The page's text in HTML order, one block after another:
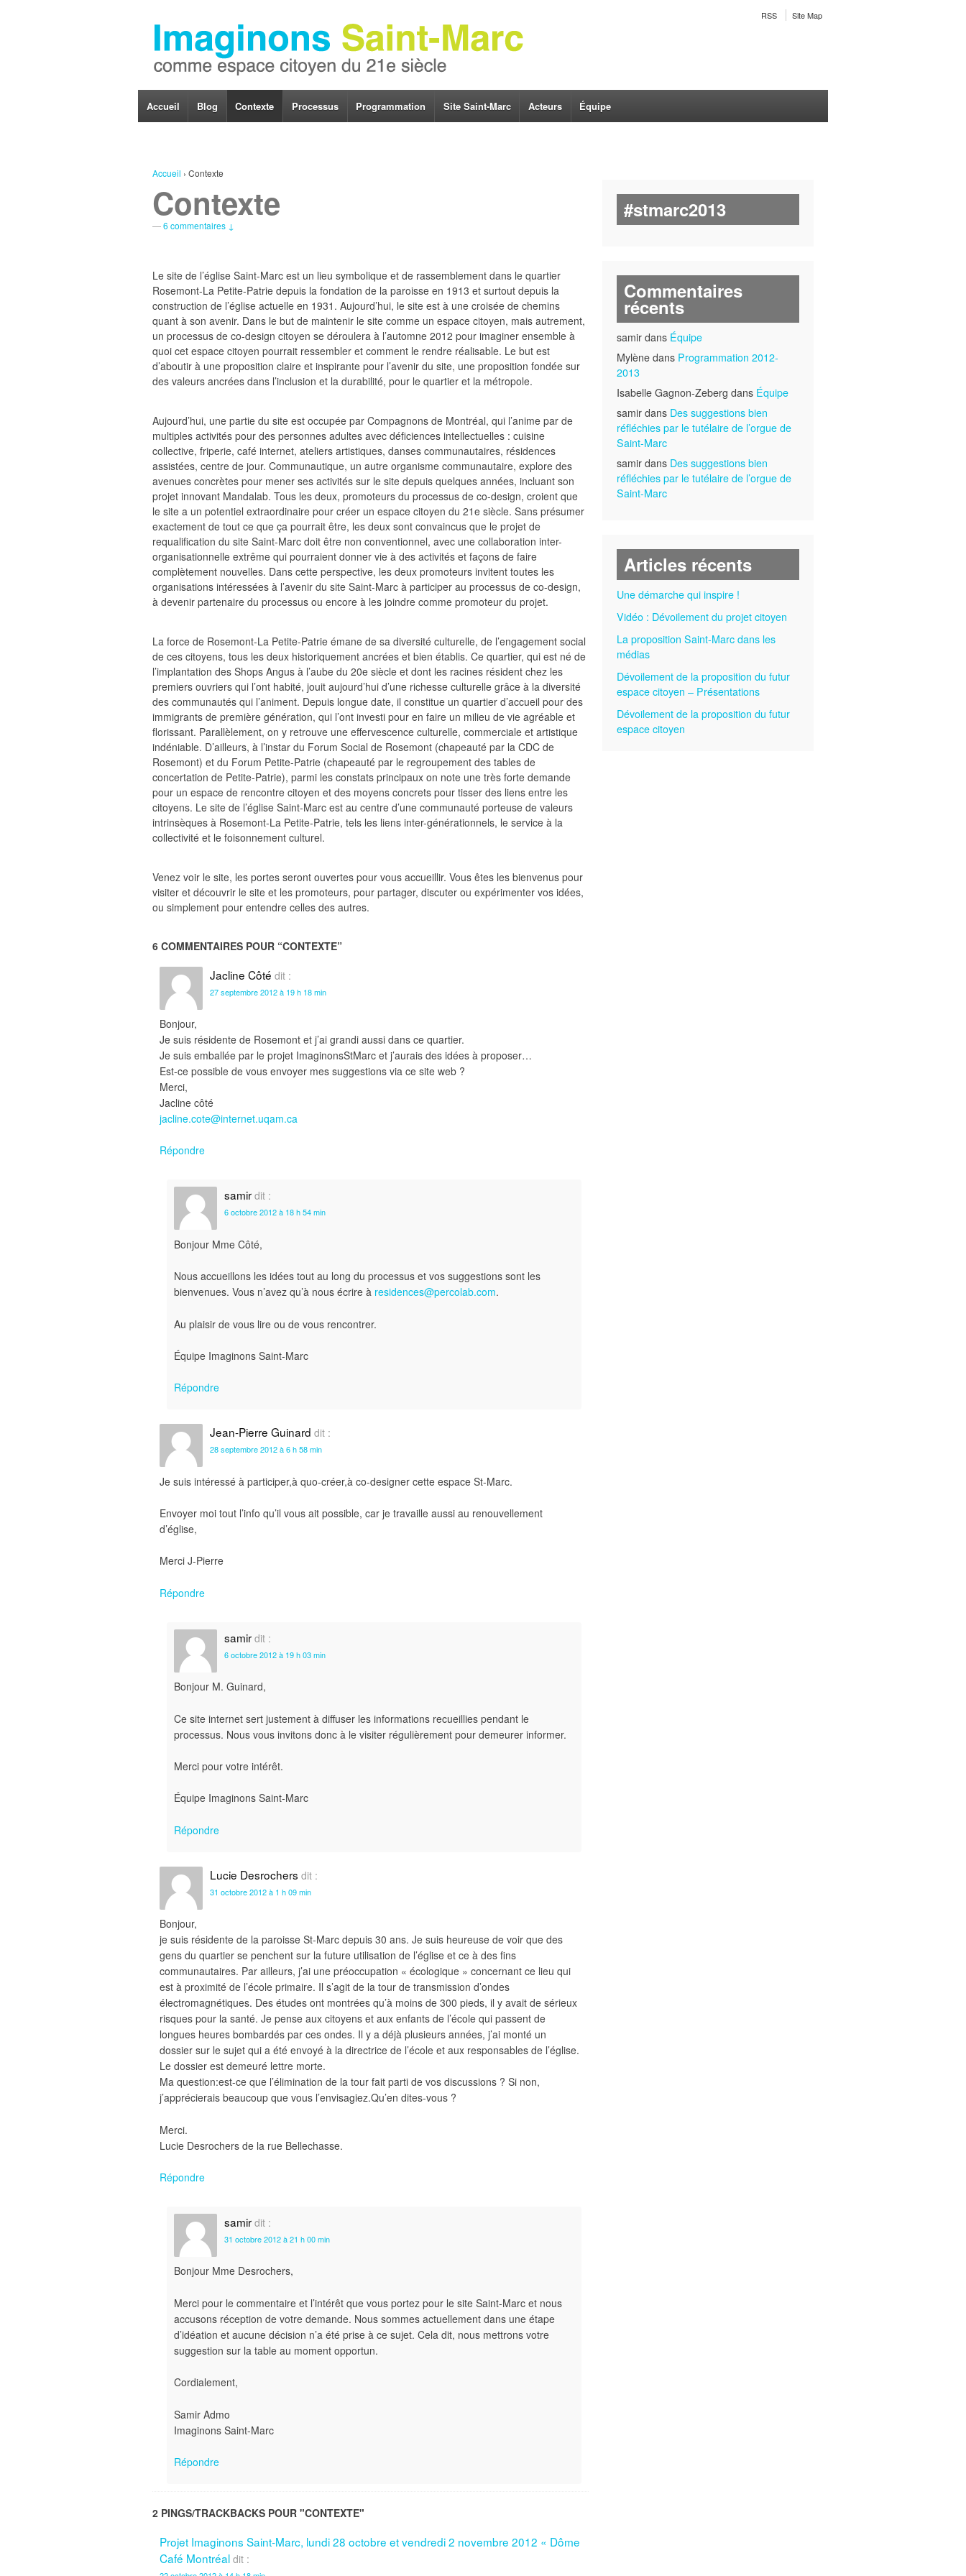
RSS Site Map
Accueil Blog Contexte Processus Programmation Site Saint-Marc Acteurs Équipe
Accueil › Contexte
Contexte
—6 commentaires ↓
Le site de l’église Saint-Marc est un lieu symbolique et de rassemblement dans le quartier
Rosemont-La Petite-Patrie depuis la fondation de la paroisse en 1913 et surtout depuis la
construction de l’église actuelle en 1931. Aujourd’hui, le site est à une croisée de chemins
quant à son avenir. Dans le but de maintenir le site comme un espace citoyen, mais autrement,
un processus de co-design citoyen se déroulera à l’automne 2012 pour imaginer ensemble à
quoi cet espace citoyen pourrait ressembler et comment le rendre réalisable. Le but est
d’aboutir à une proposition claire et inspirante pour l’avenir du site, une proposition fondée sur
des valeurs ancrées dans l’inclusion et la durabilité, pour le quartier et la métropole.
Aujourd’hui, une partie du site est occupée par Compagnons de Montréal, qui l’anime par de
multiples activités pour des personnes adultes avec déficiences intellectuelles : cuisine
collective, friperie, café internet, ateliers artistiques, danses communautaires, résidences
assistées, centre de jour. Communautique, un autre organisme communautaire, explore des
avenues concrètes pour mener ses activités sur le site depuis quelques années, incluant son
projet innovant Mandalab. Tous les deux, promoteurs du processus de co-design, croient que
le site a un potentiel extraordinaire pour créer un espace citoyen du 21e siècle. Sans présumer
exactement de tout ce que ça pourrait être, les deux sont convaincus que le projet de
requalification du site Saint-Marc doit être non conventionnel, avec une collaboration inter-
organisationnelle extrême qui pourraient donner vie à des activités et façons de faire
complètement nouvelles. Dans cette perspective, les deux promoteurs invitent toutes les
organisations intéressées à l’avenir du site Saint-Marc à participer au processus de co-design,
à devenir partenaire du processus ou encore à les joindre comme promoteur du projet.
La force de Rosemont-La Petite-Patrie émane de sa diversité culturelle, de l’engagement social
de ces citoyens, tous les deux historiquement ancrées et bien établis. Ce quartier, qui est né de
l’implantation des Shops Angus à l’aube du 20e siècle et dont les racines résident chez les
premiers ouvriers qui l’ont habité, jouit aujourd’hui d’une richesse culturelle grâce à la diversité
des communautés qui l’animent. Depuis longue date, il constitue un quartier d’accueil pour des
immigrants de première génération, qui l’ont investi pour en faire un milieu de vie agréable et
florissant. Parallèlement, on y retrouve une effervescence culturelle, commerciale et artistique
indéniable. D’ailleurs, à l’instar du Forum Social de Rosemont (chapeauté par la CDC de
Rosemont) et du Forum Petite-Patrie (chapeauté par le regroupement des tables de
concertation de Petite-Patrie), parmi les constats principaux on note une très forte demande
pour un espace de rencontre citoyen et des moyens concrets pour tisser des liens entre les
citoyens. Le site de l’église Saint-Marc est au centre d’une communauté porteuse de valeurs
intrinsèques à Rosemont-La Petite-Patrie, tels les liens inter-générationnels, le service à la
collectivité et le foisonnement culturel.
Venez voir le site, les portes seront ouvertes pour vous accueillir. Vous êtes les bienvenus pour
visiter et découvrir le site et les promoteurs, pour partager, discuter ou expérimenter vos idées,
ou simplement pour entendre celles des autres.
6 COMMENTAIRES POUR “CONTEXTE”
Jacline Côté dit :
27 septembre 2012 à 19 h 18 min
Bonjour,
Je suis résidente de Rosemont et j’ai grandi aussi dans ce quartier.
Je suis emballée par le projet ImaginonsStMarc et j’aurais des idées à proposer…
Est-ce possible de vous envoyer mes suggestions via ce site web ?
Merci,
Jacline côté
jacline.cote@internet.uqam.ca
Répondre
samir dit :
6 octobre 2012 à 18 h 54 min
Bonjour Mme Côté,
Nous accueillons les idées tout au long du processus et vos suggestions sont les
bienvenues. Vous n’avez qu’à nous écrire à residences@percolab.com.
Au plaisir de vous lire ou de vous rencontrer.
Équipe Imaginons Saint-Marc
Répondre
Jean-Pierre Guinard dit :
28 septembre 2012 à 6 h 58 min
Je suis intéressé à participer,à quo-créer,à co-designer cette espace St-Marc.
Envoyer moi tout l’info qu’il vous ait possible, car je travaille aussi au renouvellement
d’église,
Merci J-Pierre
Répondre
samir dit :
6 octobre 2012 à 19 h 03 min
Bonjour M. Guinard,
Ce site internet sert justement à diffuser les informations recueillies pendant le
processus. Nous vous invitons donc à le visiter régulièrement pour demeurer informer.
Merci pour votre intérêt.
Équipe Imaginons Saint-Marc
Répondre
Lucie Desrochers dit :
31 octobre 2012 à 1 h 09 min
Bonjour,
je suis résidente de la paroisse St-Marc depuis 30 ans. Je suis heureuse de voir que des
gens du quartier se penchent sur la future utilisation de l’église et ce à des fins
communautaires. Par ailleurs, j’ai une préoccupation « écologique » concernant ce lieu qui
est à proximité de l’école primaire. Il s’agit de la tour de transmission d’ondes
électromagnétiques. Des études ont montrées qu’à moins de 300 pieds, il y avait de sérieux
risques pour la santé. Je pense aux citoyens et aux enfants de l’école qui passent de
longues heures bombardés par ces ondes. Il y a déjà plusieurs années, j’ai monté un
dossier sur le sujet qui a été envoyé à la directrice de l’école et aux responsables de l’église.
Le dossier est demeuré lettre morte.
Ma question:est-ce que l’élimination de la tour fait parti de vos discussions ? Si non,
j’apprécierais beaucoup que vous l’envisagiez.Qu’en dites-vous ?
Merci.
Lucie Desrochers de la rue Bellechasse.
Répondre
samir dit :
31 octobre 2012 à 21 h 00 min
Bonjour Mme Desrochers,
Merci pour le commentaire et l’intérêt que vous portez pour le site Saint-Marc et nous
accusons réception de votre demande. Nous sommes actuellement dans une étape
d’idéation et aucune décision n’a été prise à ce sujet. Cela dit, nous mettrons votre
suggestion sur la table au moment opportun.
Cordialement,
Samir Admo
Imaginons Saint-Marc
Répondre
2 PINGS/TRACKBACKS POUR "CONTEXTE"
Projet Imaginons Saint-Marc, lundi 28 octobre et vendredi 2 novembre 2012 « Dôme
Café Montréal dit :
#stmarc2013
Commentaires
récents
samir dans Équipe
Mylène dans Programmation 2012-
2013
Isabelle Gagnon-Zeberg dans Équipe
samir dans Des suggestions bien
réfléchies par le tutélaire de l’orgue de
Saint-Marc
samir dans Des suggestions bien
réfléchies par le tutélaire de l’orgue de
Saint-Marc
Articles récents
Une démarche qui inspire !
Vidéo : Dévoilement du projet citoyen
La proposition Saint-Marc dans les
médias
Dévoilement de la proposition du futur
espace citoyen – Présentations
Dévoilement de la proposition du futur
espace citoyen